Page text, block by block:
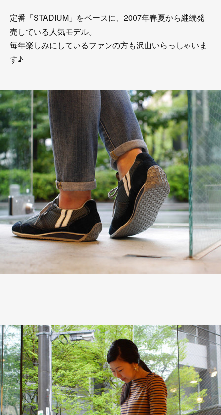
定番「STADIUM」をベースに、2007年春夏から継続発
売している人気モデル。
毎年楽しみにしているファンの方も沢山いらっしゃいま
す♪